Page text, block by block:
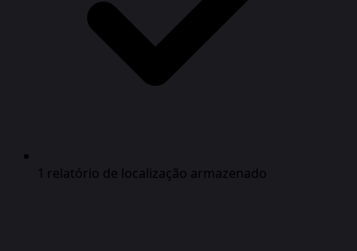
1 relatório de localização armazenado